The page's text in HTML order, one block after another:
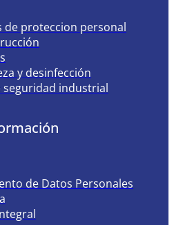
de proteccion personal
y desinfección
industrial
de Datos Personales